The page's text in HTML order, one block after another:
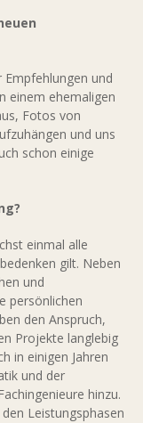
und
einem ehemaligen
Fotos von
und uns
schon einige
einmal alle
gilt. Neben
und
persönlichen
den Anspruch,
Projekte langlebig
in einigen Jahren
und der
hinzu.
Leistungsphasen